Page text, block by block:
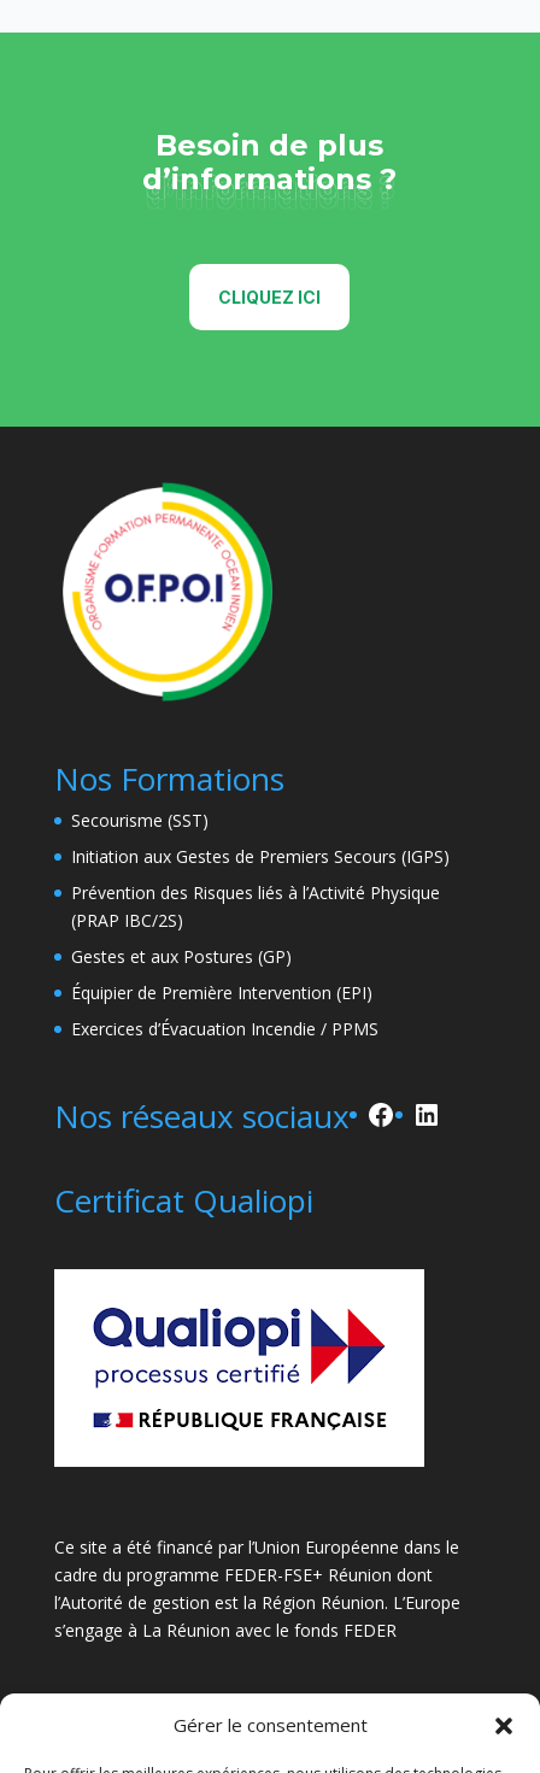
Gérer le consentement
Besoin de plus
d’informations ?
d’informations ?
d’informations ?
CLIQUEZ ICI
Nos Formations
Secourisme (SST)
Initiation aux Gestes de Premiers Secours (IGPS)
Prévention des Risques liés à l’Activité Physique
(PRAP IBC/2S)
Gestes et aux Postures (GP)
Équipier de Première Intervention (EPI)
Exercices d’Évacuation Incendie / PPMS
Nos réseaux sociaux Facebook
LinkedIn
Certificat Qualiopi
Ce site a été financé par l’Union Européenne dans le
cadre du programme FEDER-FSE+ Réunion dont
l’Autorité de gestion est la Région Réunion. L’Europe
s’engage à La Réunion avec le fonds FEDER